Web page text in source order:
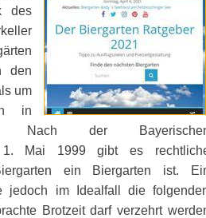
des
den
um
in
Nach der
1. Mai 1999 gibt es
ein Biergarten ist.
jedoch im Idealfall die
Brotzeit darf verzehrt